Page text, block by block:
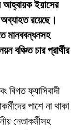
আহ্বায়ক ইয়াসের
অব্যাহত রয়েছে।
মানববন্ধনসহ
বঞ্চিত চার প্রার্থীর
বিগত ফ্যাসিবাদী
পাশে না থাকা
নেতাকর্মীসহ